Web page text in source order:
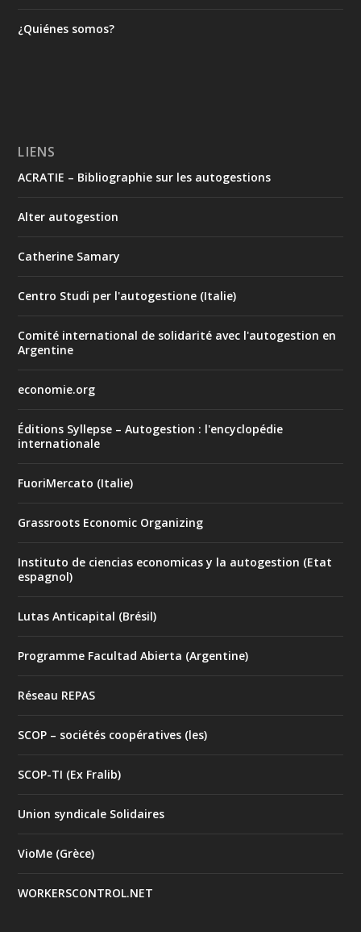
¿Quiénes somos?
LIENS
ACRATIE – Bibliographie sur les autogestions
Alter autogestion
Catherine Samary
Centro Studi per l'autogestione (Italie)
Comité international de solidarité avec l'autogestion en
Argentine
economie.org
Éditions Syllepse – Autogestion : l'encyclopédie
internationale
FuoriMercato (Italie)
Grassroots Economic Organizing
Instituto de ciencias economicas y la autogestion (Etat
espagnol)
Lutas Anticapital (Brésil)
Programme Facultad Abierta (Argentine)
Réseau REPAS
SCOP – sociétés coopératives (les)
SCOP-TI (Ex Fralib)
Union syndicale Solidaires
VioMe (Grèce)
WORKERSCONTROL.NET